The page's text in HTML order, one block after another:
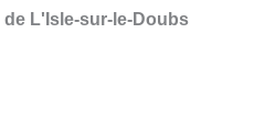
L'Isle-sur-le-Doubs